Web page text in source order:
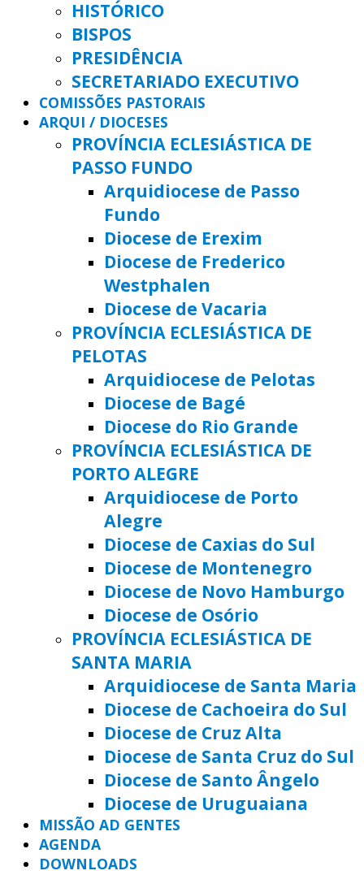
HISTÓRICO
BISPOS
PRESIDÊNCIA
SECRETARIADO EXECUTIVO
COMISSÕES PASTORAIS
ARQUI / DIOCESES
PROVÍNCIA ECLESIÁSTICA DE
PASSO FUNDO
Arquidiocese de Passo
Fundo
Diocese de Erexim
Diocese de Frederico
Westphalen
Diocese de Vacaria
PROVÍNCIA ECLESIÁSTICA DE
PELOTAS
Arquidiocese de Pelotas
Diocese de Bagé
Diocese do Rio Grande
PROVÍNCIA ECLESIÁSTICA DE
PORTO ALEGRE
Arquidiocese de Porto
Alegre
Diocese de Caxias do Sul
Diocese de Montenegro
Diocese de Novo Hamburgo
Diocese de Osório
PROVÍNCIA ECLESIÁSTICA DE
SANTA MARIA
Arquidiocese de Santa Maria
Diocese de Cachoeira do Sul
Diocese de Cruz Alta
Diocese de Santa Cruz do Sul
Diocese de Santo Ângelo
Diocese de Uruguaiana
MISSÃO AD GENTES
AGENDA
DOWNLOADS